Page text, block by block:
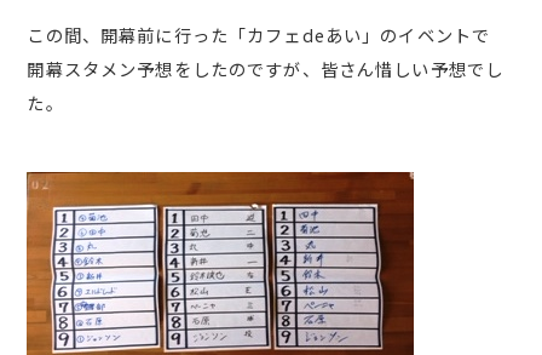
この間、開幕前に行った「カフェdeあい」のイベントで
開幕スタメン予想をしたのですが、皆さん惜しい予想でし
た。